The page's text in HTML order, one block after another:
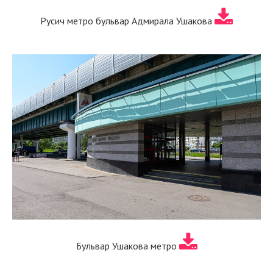
Русич метро бульвар Адмирала Ушакова
Бульвар Ушакова метро